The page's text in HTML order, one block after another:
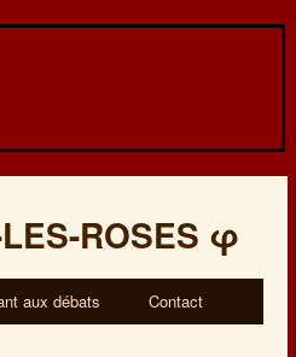
ROSES φ
aux débats Contact